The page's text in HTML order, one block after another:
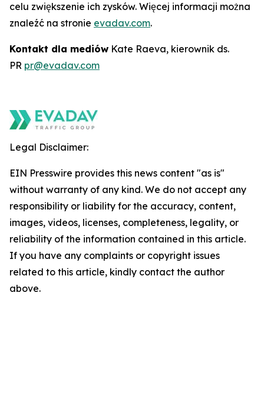
celu zwiększenie ich zysków. Więcej informacji można
znaleźć na stronie evadav.com.
Kontakt dla mediów Kate Raeva, kierownik ds.
PR pr@evadav.com
Legal Disclaimer:
EIN Presswire provides this news content "as is"
without warranty of any kind. We do not accept any
responsibility or liability for the accuracy, content,
images, videos, licenses, completeness, legality, or
reliability of the information contained in this article.
If you have any complaints or copyright issues
related to this article, kindly contact the author
above.